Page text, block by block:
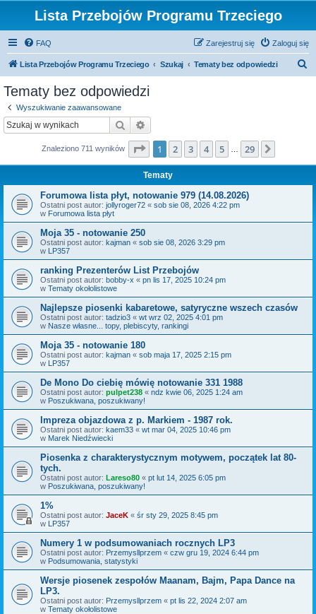
Lista Przebojów Programu Trzeciego
FAQ Zaloguj się
Zarejestruj się
Lista Przebojów Programu Trzeciego Szukaj Tematy bez odpowiedzi
Tematy bez odpowiedzi
Wyszukiwanie zaawansowane
Szukaj
Znaleziono 711 wyników Strona1 z29
1 2 3 4 5 29
Tematy
Forumowa lista płyt, notowanie 979 (14.08.2026)
Ostatni post autor: jollyroger72 « sob sie 08, 2026 4:22 pm
w Forumowa lista płyt
Moja 35 - notowanie 250
Ostatni post autor: kajman « sob sie 08, 2026 3:29 pm
w LP357
ranking Prezenterów List Przebojów
Ostatni post autor: bobby-x « pn lis 17, 2025 10:24 pm
w Tematy okołolistowe
Najlepsze piosenki kabaretowe, satyryczne wszech czasów
Ostatni post autor: tadzio3 « wt wrz 02, 2025 4:01 pm
w Nasze własne... topy, plebiscyty, rankingi
Moja 35 - notowanie 180
Ostatni post autor: kajman « sob maja 17, 2025 2:15 pm
w LP357
De Mono Do ciebię mówię notowanie 331 1988
Ostatni post autor: pulpet238 « ndz kwie 06, 2025 1:24 am
w Poszukiwana, poszukiwany!
Impreza objazdowa z p. Markiem - 1987 rok.
Ostatni post autor: kaem33 « wt mar 04, 2025 10:46 pm
w Marek Niedźwiecki
Piosenka z charakterystycznym motywem, początek lat 80-
tych.
Ostatni post autor: Lareso80 « pt lut 14, 2025 6:05 pm
w Poszukiwana, poszukiwany!
1%
Ostatni post autor: JaceK « śr sty 29, 2025 8:45 pm
w LP357
Numery 1 w podsumowaniach rocznych LP3
Ostatni post autor: Przemysllprzem « czw gru 19, 2024 6:44 pm
w Podsumowania, statystyki
Wersje piosenek zespołów Maanam, Bajm, Papa Dance na
LP3.
Ostatni post autor: Przemysllprzem « pt lis 22, 2024 2:07 am
w Tematy okołolistowe